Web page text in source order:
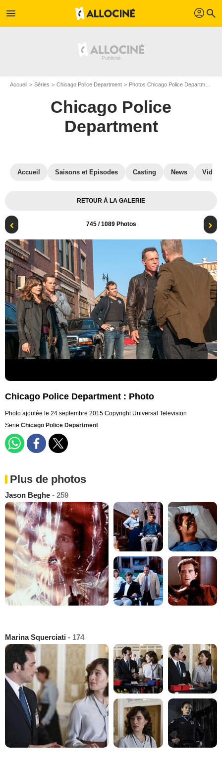
menu profil search
Accueil Séries Chicago Police Department Photos Chicago Police Department
Chicago Police
Department
Accueil Saisons et Episodes Casting News
RETOUR À LA GALERIE
745/ 1089 Photos
Chicago Police Department : Photo
Photo ajoutée le 24 septembre 2015 Copyright Universal Television
Serie Chicago Police Department
Plus de photos
Jason Beghe - 259
Marina Squerciati - 174